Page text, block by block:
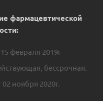
фармацевтической
февраля 2019г
бессрочная.
ноября 2020г.